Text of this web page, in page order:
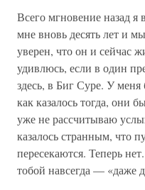
Всего мгновение назад
мне вновь десять лет и
уверен, что он и сейчас
удивлюсь, если в один
здесь, в Биг Суре. У
как казалось тогда, они
уже не рассчитываю
казалось странным, что
пересекаются. Теперь
тобой навсегда — «даже